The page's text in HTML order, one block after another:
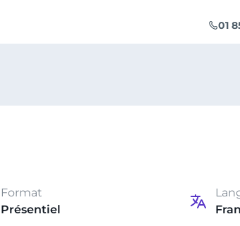
01
Format
Présentiel